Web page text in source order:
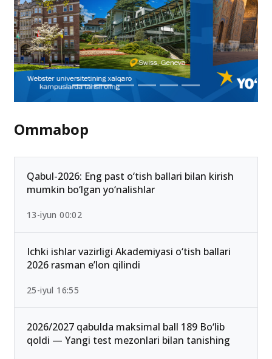
Ommabop
Qabul-2026: Eng past o‘tish ballari bilan kirish
mumkin bo‘lgan yo‘nalishlar
13-iyun 00:02
Ichki ishlar vazirligi Akademiyasi o‘tish ballari
2026 rasman e’lon qilindi
25-iyul 16:55
2026/2027 qabulda maksimal ball 189 Bo‘lib
qoldi — Yangi test mezonlari bilan tanishing